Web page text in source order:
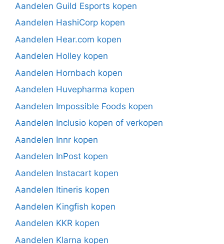
Aandelen Guild Esports kopen
Aandelen HashiCorp kopen
Aandelen Hear.com kopen
Aandelen Holley kopen
Aandelen Hornbach kopen
Aandelen Huvepharma kopen
Aandelen Impossible Foods kopen
Aandelen Inclusio kopen of verkopen
Aandelen Innr kopen
Aandelen InPost kopen
Aandelen Instacart kopen
Aandelen Itineris kopen
Aandelen Kingfish kopen
Aandelen KKR kopen
Aandelen Klarna kopen